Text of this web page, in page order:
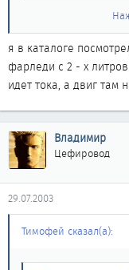
ставили на Максимы
пор для Z32 (FairLady).
переделкой
одинаковые.
я в каталоге
фарледи с 2 - х
идет тока, а двиг там
Владимир
Цефировод
29.07.2003
Тимофей сказал(а):